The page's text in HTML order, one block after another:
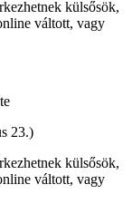
külsősök,
váltott, vagy
23.)
külsősök,
váltott, vagy